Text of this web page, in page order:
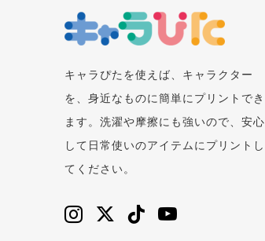
キャラぴたを使えば、キャラクター
を、身近なものに簡単にプリントでき
ます。洗濯や摩擦にも強いので、安心
して日常使いのアイテムにプリントし
てください。